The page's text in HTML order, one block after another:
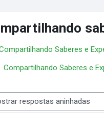
Saberes e
Compartilhando Saberes e
de visualização